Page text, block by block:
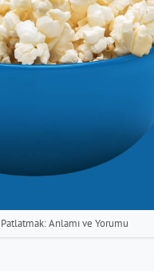
Patlatmak: Anlamı ve Yorumu